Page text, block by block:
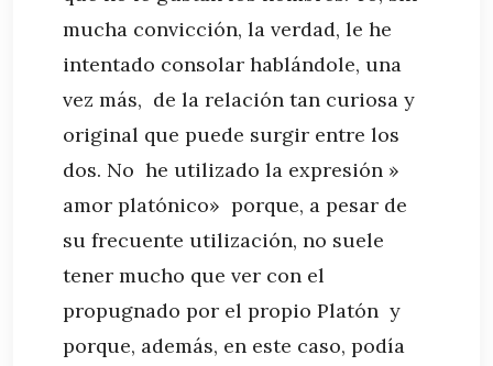
mucha convicción, la verdad, le he
intentado consolar hablándole, una
vez más, de la relación tan curiosa y
original que puede surgir entre los
dos. No he utilizado la expresión »
amor platónico» porque, a pesar de
su frecuente utilización, no suele
tener mucho que ver con el
propugnado por el propio Platón y
porque, además, en este caso, podía